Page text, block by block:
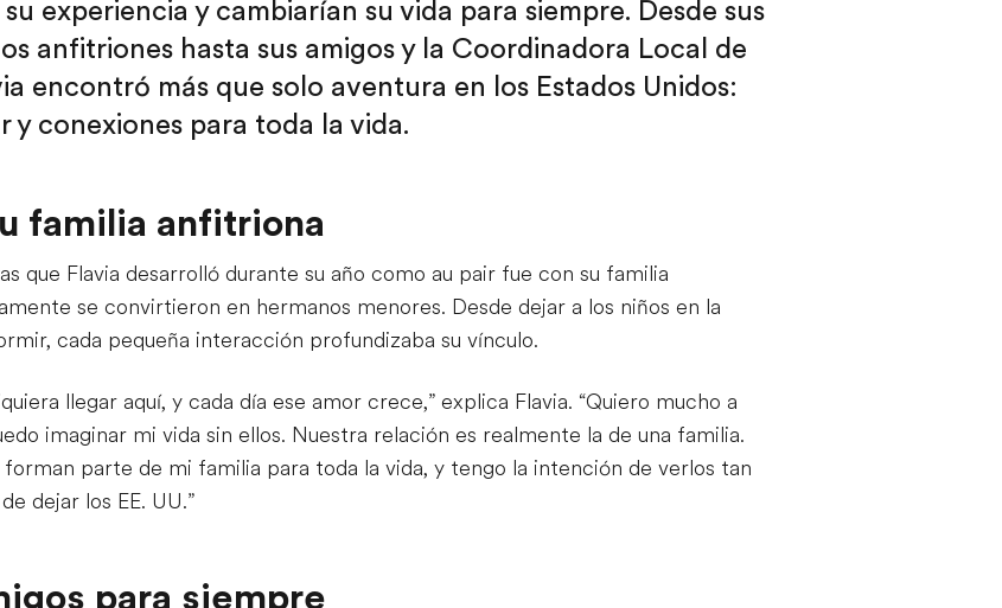
experiencia y cambiarían su vida para siempre. Desde sus
anfitriones hasta sus amigos y la Coordinadora Local de
encontró más que solo aventura en los Estados Unidos:
y conexiones para toda la vida.
familia anfitriona
que Flavia desarrolló durante su año como au pair fue con su familia
se convirtieron en hermanos menores. Desde dejar a los niños en la
cada pequeña interacción profundizaba su vínculo.
llegar aquí, y cada día ese amor crece,” explica Flavia. “Quiero mucho a
imaginar mi vida sin ellos. Nuestra relación es realmente la de una familia.
parte de mi familia para toda la vida, y tengo la intención de verlos tan
dejar los EE. UU.”
para siempre